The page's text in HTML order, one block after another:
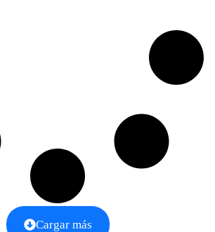
Cargar más